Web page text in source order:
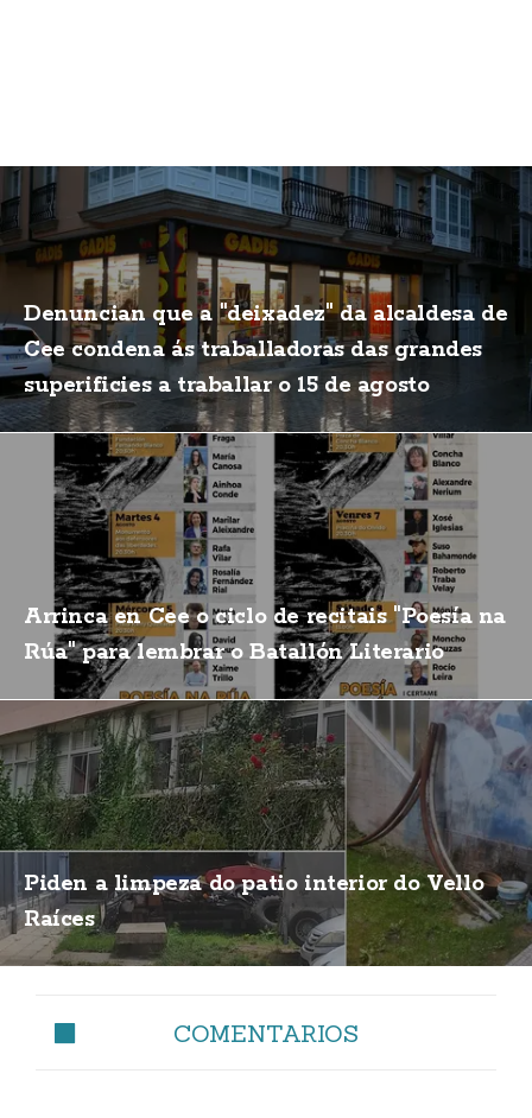
Denuncian que a "deixadez" da alcaldesa de
Cee condena ás traballadoras das grandes
superificies a traballar o 15 de agosto
Arrinca en Cee o ciclo de recitais "Poesía na
Rúa" para lembrar o Batallón Literario
Piden a limpeza do patio interior do Vello
Raíces
COMENTARIOS